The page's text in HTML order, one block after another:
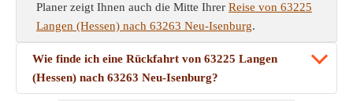
Planer zeigt Ihnen auch die Mitte Ihrer Reise von 63225
Langen (Hessen) nach 63263 Neu-Isenburg.
Wie finde ich eine Rückfahrt von 63225 Langen
(Hessen) nach 63263 Neu-Isenburg?